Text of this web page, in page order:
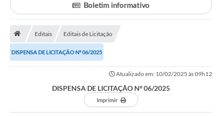
Atos Municipais
Transparência
CIPA 2026-2027
Lei Paulo Gustavo
Boletim informativo
Editais Editais de Licitação
DISPENSA DE LICITAÇÃO Nº 06/2025
Atualizado em: 10/02/2025 às 09h12
DISPENSA DE LICITAÇÃO Nº 06/2025
Imprimir